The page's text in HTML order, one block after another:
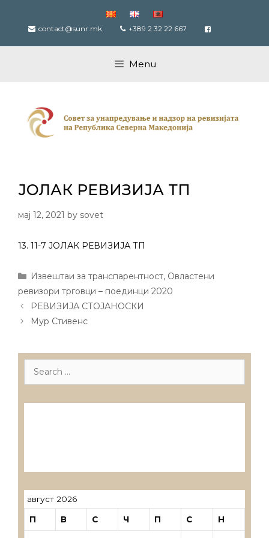
content contact@sunr.mk +389 2 32 22 667
Menu
ЈОЛАК РЕВИЗИЈА ТП
мај 12, 2021 by sovet
13. 11-7 ЈОЛАК РЕВИЗИЈА ТП
Categories
Извештаи за транспарентност, Овластени
ревизори трговци – поединци 2020
Post
navigation
РЕВИЗИЈА СТОЈАНОСКИ
Мур Стивенс
Search
август 2026
П В С Ч П С Н